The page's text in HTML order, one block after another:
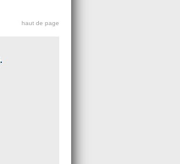
haut de page
.